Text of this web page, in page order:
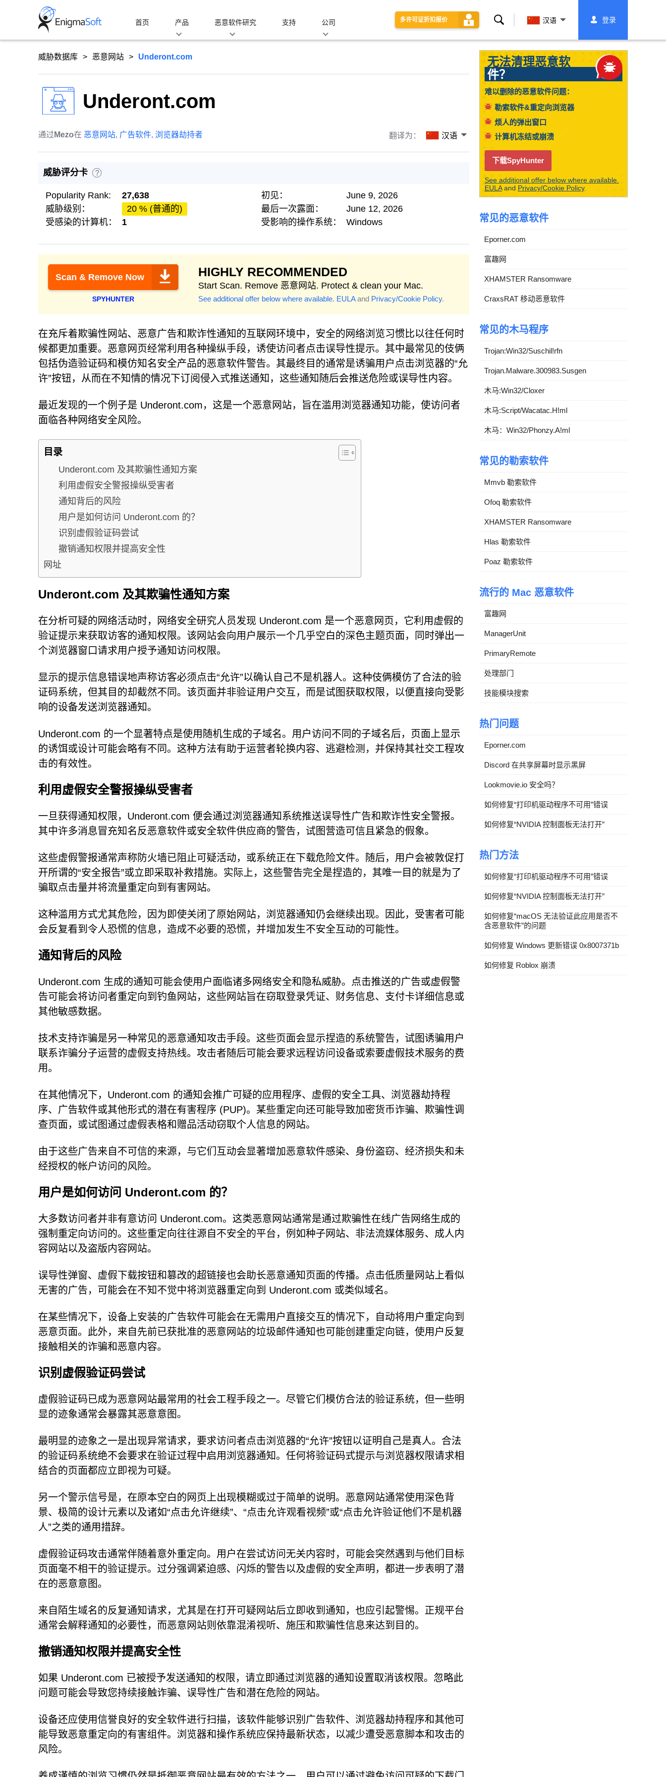
首页 产品 恶意软件研究 支持 公司 多许可证折扣报价
搜
汉语 登录
威胁数据库 恶意网站 Underont.com
Underont.com
通过 Mezo在 恶意网站, 广告软件, 浏览器劫持者 翻译为： 汉语
威胁评分卡 ?
Popularity Rank:
27,638
威胁级别：
20 % (普通的)
受感染的计算机：
1
初见：
June 9, 2026
最后一次露面：
June 12, 2026
受影响的操作系统：
Windows
Scan & Remove Now
SPYHUNTER
HIGHLY RECOMMENDED
Start Scan. Remove 恶意网站. Protect & clean your Mac.
See additional offer below where available. EULAand Privacy/Cookie Policy.
在充斥着欺骗性网站、恶意广告和欺诈性通知的互联网环境中，安全的网络浏览习惯比以往任何时
候都更加重要。恶意网页经常利用各种操纵手段，诱使访问者点击误导性提示。其中最常见的伎俩
包括伪造验证码和模仿知名安全产品的恶意软件警告。其最终目的通常是诱骗用户点击浏览器的“允
许”按钮，从而在不知情的情况下订阅侵入式推送通知，这些通知随后会推送危险或误导性内容。
最近发现的一个例子是 Underont.com，这是一个恶意网站，旨在滥用浏览器通知功能，使访问者
面临各种网络安全风险。
目录
Underont.com 及其欺骗性通知方案
利用虚假安全警报操纵受害者
通知背后的风险
用户是如何访问 Underont.com 的？
识别虚假验证码尝试
撤销通知权限并提高安全性
网址
Underont.com 及其欺骗性通知方案
在分析可疑的网络活动时，网络安全研究人员发现 Underont.com 是一个恶意网页，它利用虚假的
验证提示来获取访客的通知权限。该网站会向用户展示一个几乎空白的深色主题页面，同时弹出一
个浏览器窗口请求用户授予通知访问权限。
显示的提示信息错误地声称访客必须点击“允许”以确认自己不是机器人。这种伎俩模仿了合法的验
证码系统，但其目的却截然不同。该页面并非验证用户交互，而是试图获取权限，以便直接向受影
响的设备发送浏览器通知。
Underont.com 的一个显著特点是使用随机生成的子域名。用户访问不同的子域名后，页面上显示
的诱饵或设计可能会略有不同。这种方法有助于运营者轮换内容、逃避检测，并保持其社交工程攻
击的有效性。
利用虚假安全警报操纵受害者
一旦获得通知权限，Underont.com 便会通过浏览器通知系统推送误导性广告和欺诈性安全警报。
其中许多消息冒充知名反恶意软件或安全软件供应商的警告，试图营造可信且紧急的假象。
这些虚假警报通常声称防火墙已阻止可疑活动，或系统正在下载危险文件。随后，用户会被敦促打
开所谓的“安全报告”或立即采取补救措施。实际上，这些警告完全是捏造的，其唯一目的就是为了
骗取点击量并将流量重定向到有害网站。
这种滥用方式尤其危险，因为即使关闭了原始网站，浏览器通知仍会继续出现。因此，受害者可能
会反复看到令人恐慌的信息，造成不必要的恐慌，并增加发生不安全互动的可能性。
通知背后的风险
Underont.com 生成的通知可能会使用户面临诸多网络安全和隐私威胁。点击推送的广告或虚假警
告可能会将访问者重定向到钓鱼网站，这些网站旨在窃取登录凭证、财务信息、支付卡详细信息或
其他敏感数据。
技术支持诈骗是另一种常见的恶意通知攻击手段。这些页面会显示捏造的系统警告，试图诱骗用户
联系诈骗分子运营的虚假支持热线。攻击者随后可能会要求远程访问设备或索要虚假技术服务的费
用。
在其他情况下，Underont.com 的通知会推广可疑的应用程序、虚假的安全工具、浏览器劫持程
序、广告软件或其他形式的潜在有害程序 (PUP)。某些重定向还可能导致加密货币诈骗、欺骗性调
查页面，或试图通过虚假表格和赠品活动窃取个人信息的网站。
由于这些广告来自不可信的来源，与它们互动会显著增加恶意软件感染、身份盗窃、经济损失和未
经授权的帐户访问的风险。
用户是如何访问 Underont.com 的？
大多数访问者并非有意访问 Underont.com。这类恶意网站通常是通过欺骗性在线广告网络生成的
强制重定向访问的。这些重定向往往源自不安全的平台，例如种子网站、非法流媒体服务、成人内
容网站以及盗版内容网站。
误导性弹窗、虚假下载按钮和篡改的超链接也会助长恶意通知页面的传播。点击低质量网站上看似
无害的广告，可能会在不知不觉中将浏览器重定向到 Underont.com 或类似域名。
在某些情况下，设备上安装的广告软件可能会在无需用户直接交互的情况下，自动将用户重定向到
恶意页面。此外，来自先前已获批准的恶意网站的垃圾邮件通知也可能创建重定向链，使用户反复
接触相关的诈骗和恶意内容。
识别虚假验证码尝试
虚假验证码已成为恶意网站最常用的社会工程手段之一。尽管它们模仿合法的验证系统，但一些明
显的迹象通常会暴露其恶意意图。
最明显的迹象之一是出现异常请求，要求访问者点击浏览器的“允许”按钮以证明自己是真人。合法
的验证码系统绝不会要求在验证过程中启用浏览器通知。任何将验证码式提示与浏览器权限请求相
结合的页面都应立即视为可疑。
另一个警示信号是，在原本空白的网页上出现模糊或过于简单的说明。恶意网站通常使用深色背
景、极简的设计元素以及诸如“点击允许继续”、“点击允许观看视频”或“点击允许验证他们不是机器
人”之类的通用措辞。
虚假验证码攻击通常伴随着意外重定向。用户在尝试访问无关内容时，可能会突然遇到与他们目标
页面毫不相干的验证提示。过分强调紧迫感、闪烁的警告以及虚假的安全声明，都进一步表明了潜
在的恶意意图。
来自陌生域名的反复通知请求，尤其是在打开可疑网站后立即收到通知，也应引起警惕。正规平台
通常会解释通知的必要性，而恶意网站则依靠混淆视听、施压和欺骗性信息来达到目的。
撤销通知权限并提高安全性
如果 Underont.com 已被授予发送通知的权限，请立即通过浏览器的通知设置取消该权限。忽略此
问题可能会导致您持续接触诈骗、误导性广告和潜在危险的网站。
设备还应使用信誉良好的安全软件进行扫描，该软件能够识别广告软件、浏览器劫持程序和其他可
能导致恶意重定向的有害组件。浏览器和操作系统应保持最新状态，以减少遭受恶意脚本和攻击的
风险。
无法清理恶意软
件？
难以删除的恶意软件问题：
勒索软件&重定向浏览器
烦人的弹出窗口
计算机冻结或崩溃
下载SpyHunter
See additional offer below where available.
EULAand Privacy/Cookie Policy.
常见的恶意软件
Eporner.com
富趣网
XHAMSTER Ransomware
CraxsRAT 移动恶意软件
常见的木马程序
Trojan:Win32/Suschil!rfn
Trojan.Malware.300983.Susgen
木马:Win32/Cloxer
木马:Script/Wacatac.H!ml
木马：Win32/Phonzy.A!ml
常见的勒索软件
Mmvb 勒索软件
Ofoq 勒索软件
XHAMSTER Ransomware
Hlas 勒索软件
Poaz 勒索软件
流行的 Mac 恶意软件
富趣网
ManagerUnit
PrimaryRemote
处理部门
技能模块搜索
热门问题
Eporner.com
Discord 在共享屏幕时显示黑屏
Lookmovie.io 安全吗？
如何修复“打印机驱动程序不可用”错误
如何修复“NVIDIA 控制面板无法打开”
热门方法
如何修复“打印机驱动程序不可用”错误
如何修复“NVIDIA 控制面板无法打开”
如何修复“macOS 无法验证此应用是否不
含恶意软件”的问题
如何修复 Windows 更新错误 0x8007371b
如何修复 Roblox 崩溃